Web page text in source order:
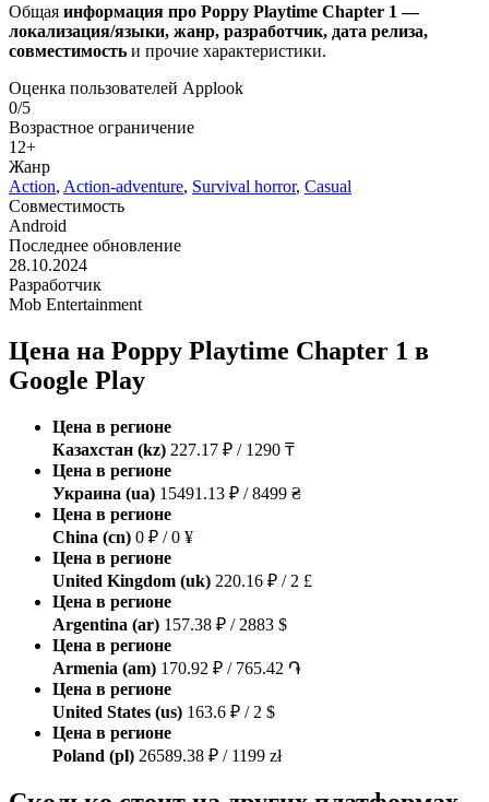
Общая информация про Poppy Playtime Chapter 1 —
локализация/языки, жанр, разработчик, дата релиза,
совместимость и прочие характеристики.
Оценка пользователей Applook
0/5
Возрастное ограничение
12+
Жанр
Action, Action-adventure, Survival horror, Casual
Совместимость
Android
Последнее обновление
28.10.2024
Разработчик
Mob Entertainment
Цена на Poppy Playtime Chapter 1 в
Google Play
Цена в регионе
Казахстан (kz) 227.17 ₽ / 1290 ₸
Цена в регионе
Украина (ua) 15491.13 ₽ / 8499 ₴
Цена в регионе
China (cn) 0 ₽ / 0 ¥
Цена в регионе
United Kingdom (uk) 220.16 ₽ / 2 £
Цена в регионе
Argentina (ar) 157.38 ₽ / 2883 $
Цена в регионе
Armenia (am) 170.92 ₽ / 765.42 ֏
Цена в регионе
United States (us) 163.6 ₽ / 2 $
Цена в регионе
Poland (pl) 26589.38 ₽ / 1199 zł